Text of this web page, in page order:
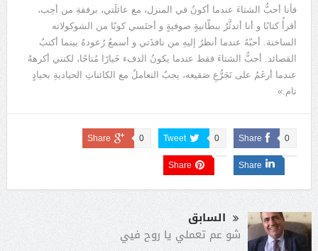
فأنا أحبُّ الشتاءَ عندما أكونُ في المنزل، مع عائلَتي، برفقةِ من أحِب،
أقرأُ كتابًا و أنا أتدثَّرُ ببطّانيةٍ صوفيةٍ و أحتَسي كوبًا من الشوكولاته
الساخنة. أحبّهُ عندما أنظرُ إليهِ من نافذَتي و أسمعُ رُعودهُ بينما أكتبُ
القصائد. أحبُّ الشتاءَ فقط عندما يكونُ الدفء خَيارًا مُتاحًا، لكنني أكرههُ
عندما أرغَمُ على تَجَرُّعِ صَقيعه، يجبُ التعاملُ مع الكائناتِ الحياديةِ بحيادٍ
تام.»
Share 0
Tweet 0
Share 0
Share
Share
السابق
شو عم تعملي يا روح فيي